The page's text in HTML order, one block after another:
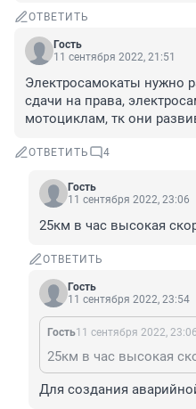
ОТВЕТИТЬ
Гость
11 сентября 2022, 21:51
Электросамокаты нужно
сдачи на права,
мотоциклам, тк они
ОТВЕТИТЬ 4
Гость
11 сентября 2022, 23:06
25км в час высокая
ОТВЕТИТЬ
Гость
11 сентября 2022, 23:54
Гость11 сентября 2022, 23:06
25км в час высокая
Для создания